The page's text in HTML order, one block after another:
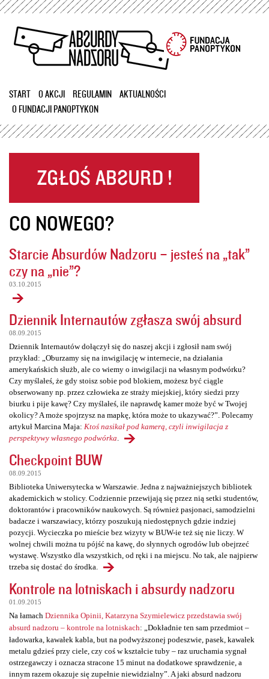
Przejdź
treści
START O AKCJI REGULAMIN
AKTUALNOŚCI
O FUNDACJI PANOPTYKON
CO NOWEGO?
Starcie Absurdów Nadzoru – jesteś na „tak”
czy na „nie”?
03.10.2015
Dziennik Internautów zgłasza swój absurd
08.09.2015
Dziennik Internautów dołączył się do naszej akcji i zgłosił nam swój
przykład: „Oburzamy się na inwigilację w internecie, na działania
amerykańskich służb, ale co wiemy o inwigilacji na własnym podwórku?
Czy myślałeś, że gdy stoisz sobie pod blokiem, możesz być ciągle
obserwowany np. przez człowieka ze straży miejskiej, który siedzi przy
biurku i pije kawę? Czy myślałeś, ile naprawdę kamer może być w Twojej
okolicy? A może spojrzysz na mapkę, która może to ukazywać?”. Polecamy
artykuł Marcina Maja: Ktoś nasikał pod kamerą, czyli inwigilacja z
perspektywy własnego podwórka
Checkpoint BUW
08.09.2015
Biblioteka Uniwersytecka w Warszawie. Jedna z najważniejszych bibliotek
akademickich w stolicy. Codziennie przewijają się przez nią setki studentów,
doktorantów i pracowników naukowych. Są również pasjonaci, samodzielni
badacze i warszawiacy, którzy poszukują niedostępnych gdzie indziej
pozycji. Wycieczka po mieście bez wizyty w BUW-ie też się nie liczy. W
wolnej chwili można tu pójść na kawę, do słynnych ogrodów lub obejrzeć
wystawę. Wszystko dla wszystkich, od ręki i na miejscu. No tak, ale najpierw
trzeba się dostać do środka.
Kontrole na lotniskach i absurdy nadzoru
01.09.2015
Na łamach Dziennika Opinii, Katarzyna Szymielewicz przedstawia swój
absurd nadzoru – kontrole na lotniskach: „Dokładnie ten sam przedmiot –
ładowarka, kawałek kabla, but na podwyższonej podeszwie, pasek, kawałek
metalu gdzieś przy ciele, czy coś w kształcie tuby – raz uruchamia sygnał
ostrzegawczy i oznacza stracone 15 minut na dodatkowe sprawdzenie, a
innym razem okazuje się zupełnie niewidzialny”. A jaki absurd nadzoru